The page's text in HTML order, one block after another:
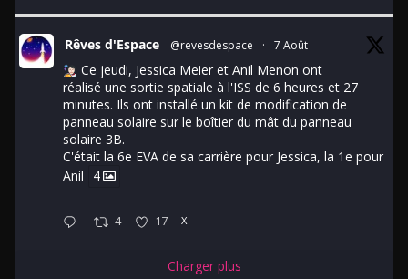
Rêves d'Espace @revesdespace · 7 Août
Ce jeudi, Jessica Meier et Anil Menon ont
réalisé une sortie spatiale à l'ISS de 6 heures et 27
minutes. Ils ont installé un kit de modification de
panneau solaire sur le boîtier du mât du panneau
solaire 3B.
C'était la 6e EVA de sa carrière pour Jessica, la 1e pour
Anil
4
4 17 X
Charger plus